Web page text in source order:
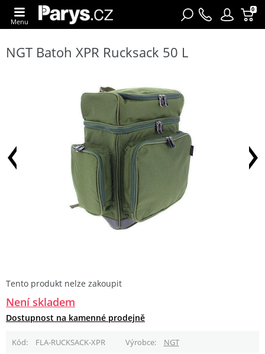
0
Menu
NGT Batoh XPR Rucksack 50 L
Tento produkt nelze zakoupit
Není skladem
Dostupnost na kamenné prodejně
Kód FLA-RUCKSACK-XPR Výrobce NGT